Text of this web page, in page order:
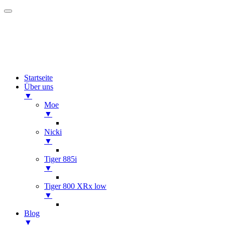
Startseite
Über uns
▼
Moe
▼
Nicki
▼
Tiger 885i
▼
Tiger 800 XRx low
▼
Blog
▼